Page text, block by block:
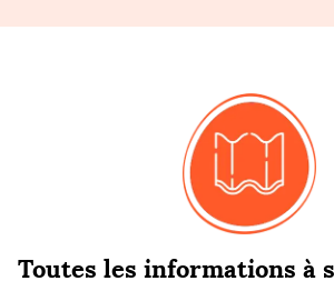
Toutes les informations à